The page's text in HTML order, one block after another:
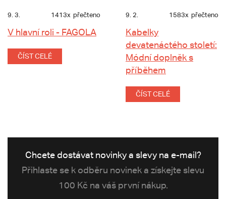
9. 3. 1413x přečteno
V hlavní roli - FAGOLA
ČÍST CELÉ
9. 2. 1583x přečteno
Kabelky
devatenáctého století:
Módní doplněk s
příběhem
ČÍST CELÉ
Chcete dostávat novinky a slevy na e-mail?
Přihlaste se k odběru novinek a získejte slevu
100 Kč na váš první nákup.